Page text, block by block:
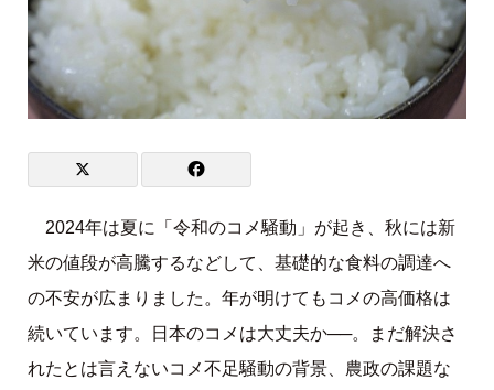
2024年は夏に「令和のコメ騒動」が起き、秋には新
米の値段が高騰するなどして、基礎的な食料の調達へ
の不安が広まりました。年が明けてもコメの高価格は
続いています。日本のコメは大丈夫か──。まだ解決さ
れたとは言えないコメ不足騒動の背景、農政の課題な